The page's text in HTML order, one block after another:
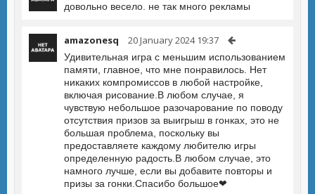
довольно весело. не так много рекламы
amazonesq 20 January 2024 19:37
Удивительная игра с меньшим использованием
памяти, главное, что мне понравилось. Нет
никаких компромиссов в любой настройке,
включая рисование.В любом случае, я
чувствую небольшое разочарование по поводу
отсутствия призов за выигрыш в гонках, это не
большая проблема, поскольку вы
предоставляете каждому любителю игры
определенную радость.В любом случае, это
намного лучше, если вы добавите повторы и
призы за гонки.Спасибо большое❤